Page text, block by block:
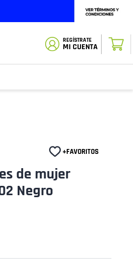
MI CUENTA
de mujer
Negro